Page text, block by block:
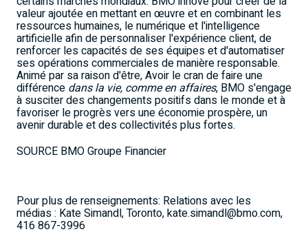
valeur ajoutée en mettant en œuvre et en combinant les
ressources humaines, le numérique et l'intelligence
artificielle afin de personnaliser l'expérience client, de
renforcer les capacités de ses équipes et d'automatiser
ses opérations commerciales de manière responsable.
Animé par sa raison d'être, Avoir le cran de faire une
différence dans la vie, comme en affaires, BMO s'engage
à susciter des changements positifs dans le monde et à
favoriser le progrès vers une économie prospère, un
avenir durable et des collectivités plus fortes.
SOURCE BMO Groupe Financier
Pour plus de renseignements: Relations avec les
médias : Kate Simandl, Toronto, kate.simandl@bmo.com,
416 867-3996